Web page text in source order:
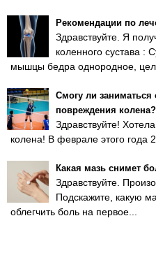
Рекомендации по
Здравствуйте. Я
коленного сустава :
мышцы бедра однородное,
Смогу ли заниматься
повреждения колена?
Здравствуйте!
колена! В феврале этого года
Какая мазь снимет
Здравствуйте.
Подскажите, какую
облегчить боль на первое...